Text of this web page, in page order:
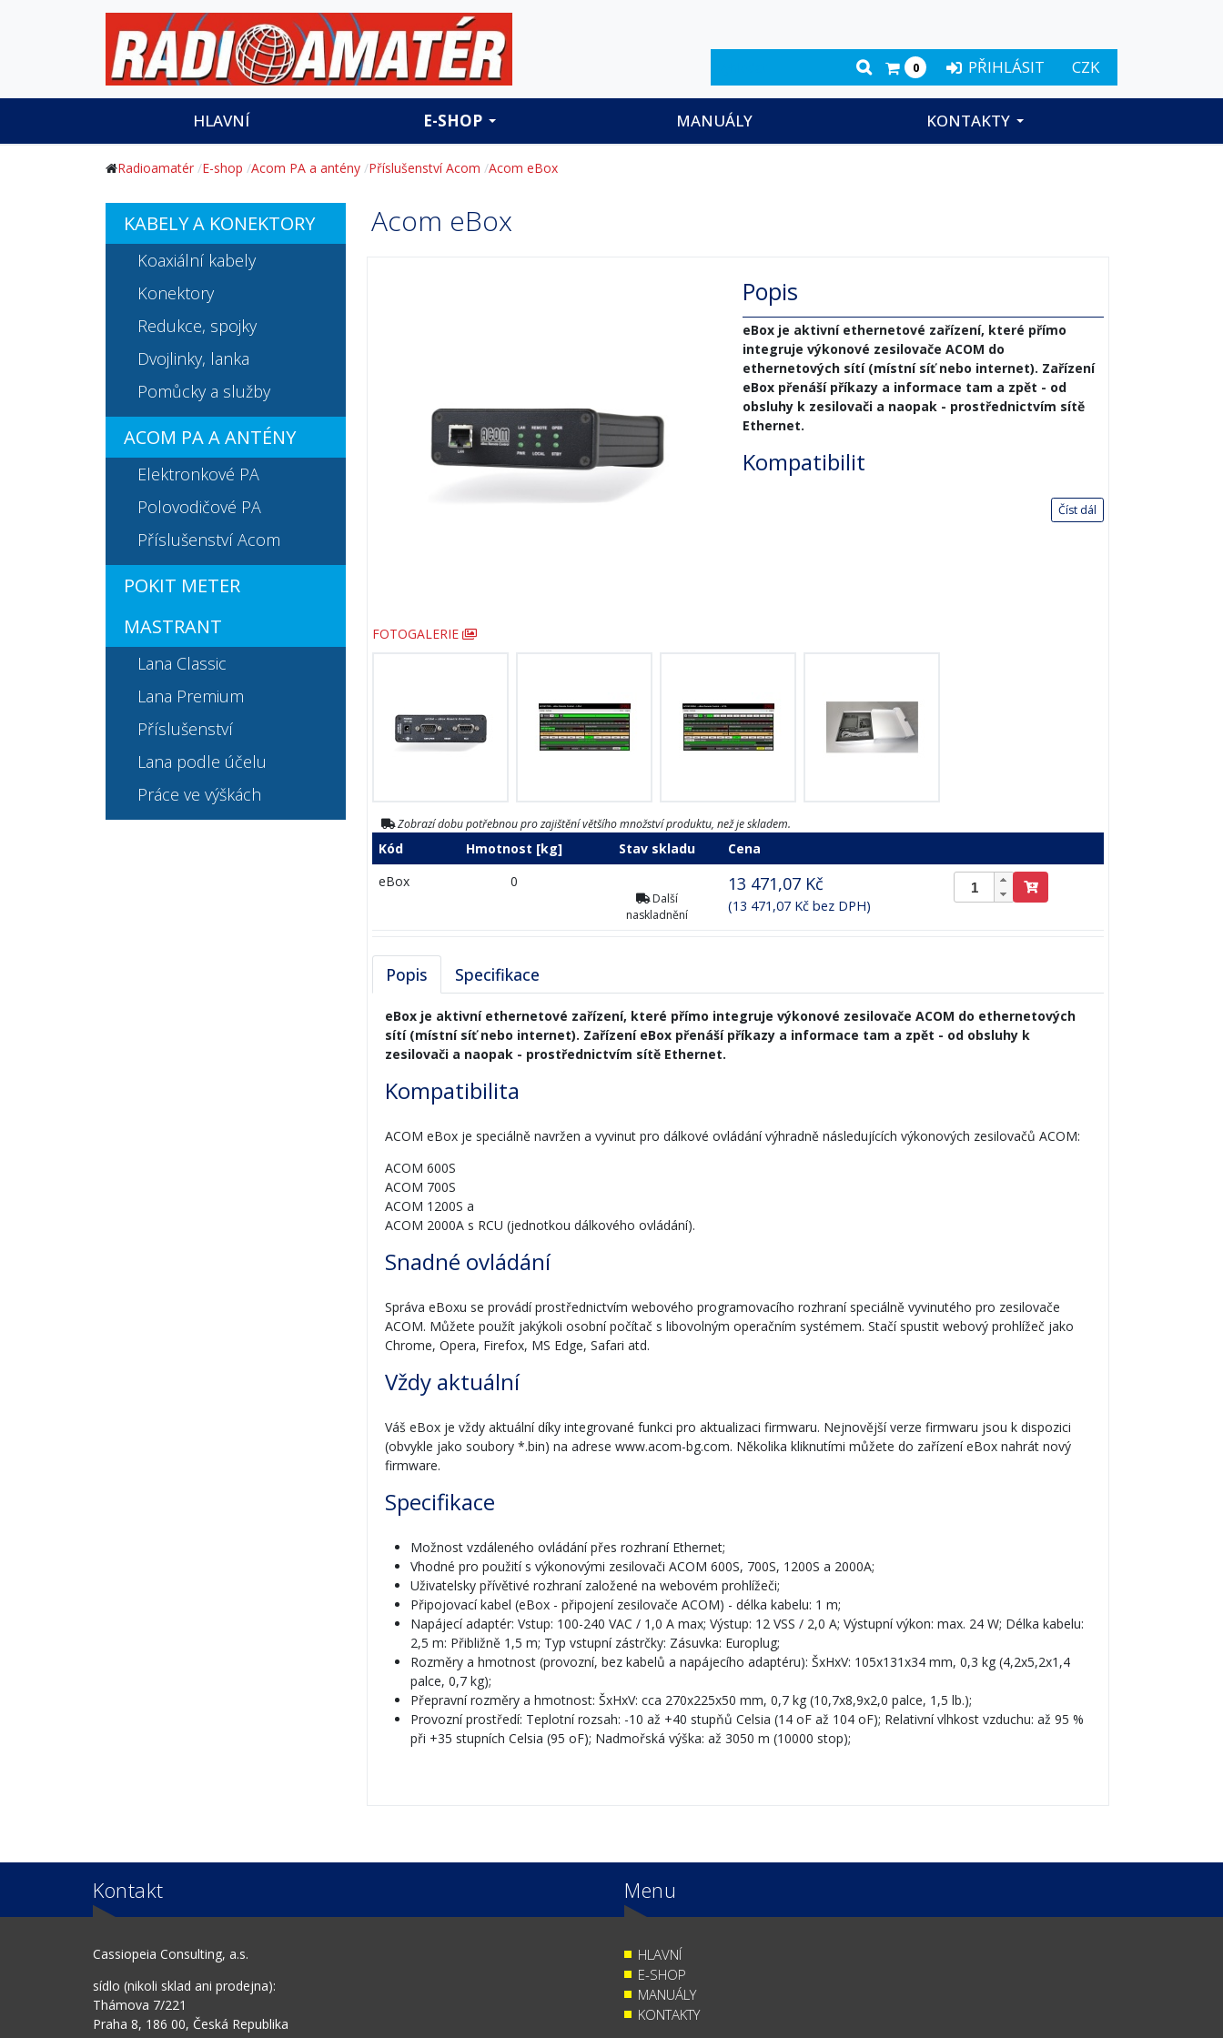
CZK
PŘIHLÁSIT
0
HLAVNÍ E-SHOP MANUÁLY KONTAKTY
Radioamatér E-shop Acom PA a antény Příslušenství Acom Acom eBox
Acom eBox
FOTOGALERIE
Popis
eBox je aktivní ethernetové zařízení, které přímo
integruje výkonové zesilovače ACOM do
ethernetových sítí (místní síť nebo internet). Zařízení
eBox přenáší příkazy a informace tam a zpět - od
obsluhy k zesilovači a naopak - prostřednictvím sítě
Ethernet.
Kompatibilit
Číst dál
Zobrazí dobu potřebnou pro zajištění většího množství produktu, než je skladem.
Kód Hmotnost [kg] Stav skladu
Cena
eBox
0
Další
naskladnění
13 471,07 Kč
(13 471,07 Kč bez DPH)
Popis Specifikace
eBox je aktivní ethernetové zařízení, které přímo integruje výkonové zesilovače ACOM do ethernetových
sítí (místní síť nebo internet). Zařízení eBox přenáší příkazy a informace tam a zpět - od obsluhy k
zesilovači a naopak - prostřednictvím sítě Ethernet.
Kompatibilita
ACOM eBox je speciálně navržen a vyvinut pro dálkové ovládání výhradně následujících výkonových zesilovačů ACOM:
ACOM 600S
ACOM 700S
ACOM 1200S a
ACOM 2000A s RCU (jednotkou dálkového ovládání).
Snadné ovládání
Správa eBoxu se provádí prostřednictvím webového programovacího rozhraní speciálně vyvinutého pro zesilovače
ACOM. Můžete použít jakýkoli osobní počítač s libovolným operačním systémem. Stačí spustit webový prohlížeč jako
Chrome, Opera, Firefox, MS Edge, Safari atd.
Vždy aktuální
Váš eBox je vždy aktuální díky integrované funkci pro aktualizaci firmwaru. Nejnovější verze firmwaru jsou k dispozici
(obvykle jako soubory *.bin) na adrese www.acom-bg.com. Několika kliknutími můžete do zařízení eBox nahrát nový
firmware.
Specifikace
Možnost vzdáleného ovládání přes rozhraní Ethernet;
Vhodné pro použití s výkonovými zesilovači ACOM 600S, 700S, 1200S a 2000A;
Uživatelsky přívětivé rozhraní založené na webovém prohlížeči;
Připojovací kabel (eBox - připojení zesilovače ACOM) - délka kabelu: 1 m;
Napájecí adaptér: Vstup: 100-240 VAC / 1,0 A max; Výstup: 12 VSS / 2,0 A; Výstupní výkon: max. 24 W; Délka kabelu:
2,5 m: Přibližně 1,5 m; Typ vstupní zástrčky: Zásuvka: Europlug;
Rozměry a hmotnost (provozní, bez kabelů a napájecího adaptéru): ŠxHxV: 105x131x34 mm, 0,3 kg (4,2x5,2x1,4
palce, 0,7 kg);
Přepravní rozměry a hmotnost: ŠxHxV: cca 270x225x50 mm, 0,7 kg (10,7x8,9x2,0 palce, 1,5 lb.);
Provozní prostředí: Teplotní rozsah: -10 až +40 stupňů Celsia (14 oF až 104 oF); Relativní vlhkost vzduchu: až 95 %
při +35 stupních Celsia (95 oF); Nadmořská výška: až 3050 m (10000 stop);
KABELY A KONEKTORY
Koaxiální kabely
Konektory
Redukce, spojky
Dvojlinky, lanka
Pomůcky a služby
ACOM PA A ANTÉNY
Elektronkové PA
Polovodičové PA
Příslušenství Acom
POKIT METER
MASTRANT
Lana Classic
Lana Premium
Příslušenství
Lana podle účelu
Práce ve výškách
Kontakt
Cassiopeia Consulting, a.s.
sídlo (nikoli sklad ani prodejna):
Thámova 7/221
Praha 8, 186 00, Česká Republika
Menu
HLAVNÍ
E-SHOP
MANUÁLY
KONTAKTY